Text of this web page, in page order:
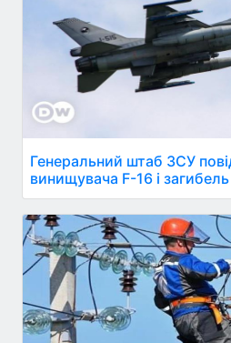
Генеральний штаб ЗСУ
винищувача F-16 і загибель